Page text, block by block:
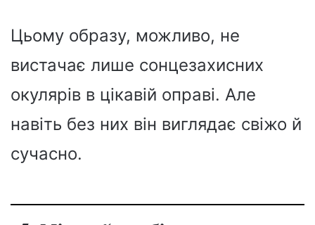
Цьому образу, можливо, не
вистачає лише сонцезахисних
окулярів в цікавій оправі. Але
навіть без них він виглядає свіжо й
сучасно.